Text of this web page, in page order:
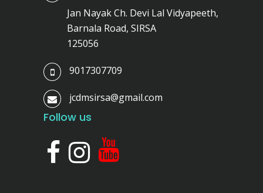
Jan Nayak Ch. Devi Lal Vidyapeeth,
Barnala Road, SIRSA
125056
9017307709
jcdmsirsa@gmail.com
Follow us